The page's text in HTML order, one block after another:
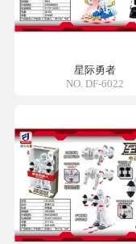
星际勇者
NO. DF-6022